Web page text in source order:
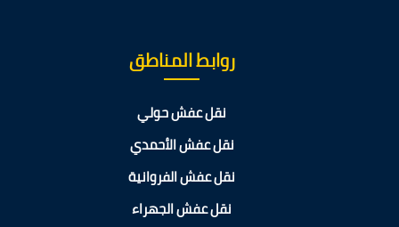
روابط المناطق
نقل عفش حولي
نقل عفش الأحمدي
نقل عفش الفروانية
نقل عفش الجهراء